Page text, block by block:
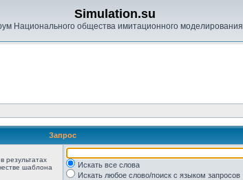
Simulation.su
Национального общества имитационного моделирования
Запрос
результатах
шаблона
Искать все слова
Искать любое слово/поиск с языком запросов